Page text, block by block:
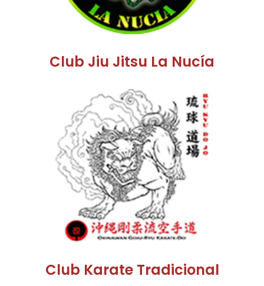
Club Jiu Jitsu La Nucía
Club Karate Tradicional